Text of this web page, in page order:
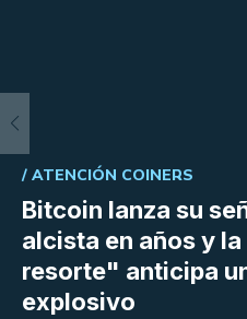
Bitcoin lanza su
alcista en años y
resorte" anticipa
explosivo
/ ATENCIÓN COINERS